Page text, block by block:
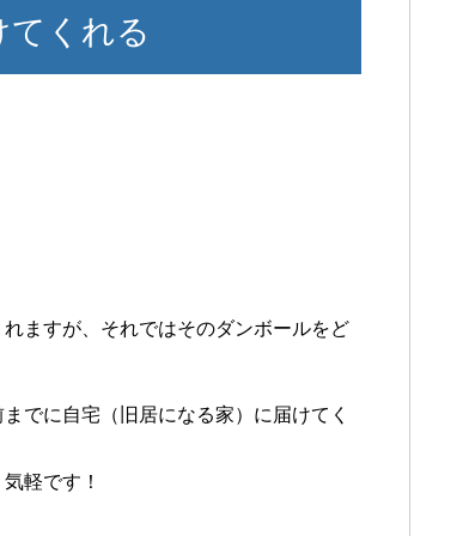
てくれる
ますが、それではそのダンボールをど
でに自宅（旧居になる家）に届けてく
軽です！